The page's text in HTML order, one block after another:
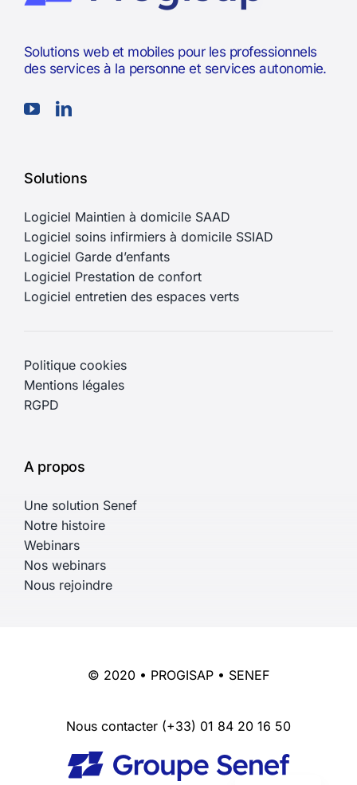
Solutions web et mobiles pour les professionnels
des services à la personne et services autonomie.
Solutions
Logiciel Maintien à domicile SAAD
Logiciel soins infirmiers à domicile SSIAD
Logiciel Garde d’enfants
Logiciel Prestation de confort
Logiciel entretien des espaces verts
Politique cookies
Mentions légales
RGPD
A propos
Une solution Senef
Notre histoire
Webinars
Nos webinars
Nous rejoindre
© 2020 • PROGISAP • SENEF
Nous contacter (+33) 01 84 20 16 50
English